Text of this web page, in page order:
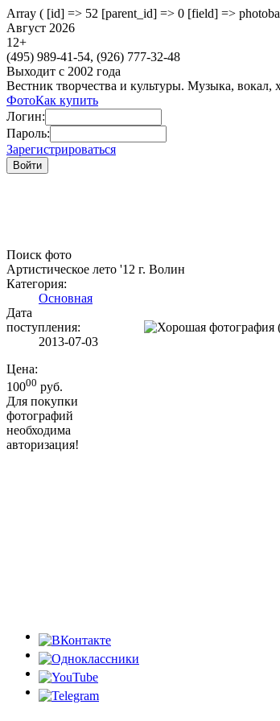
Array ( [id] => 52 [parent_id] => 0 [field] =>
Август 2026
12+
(495) 989-41-54, (926) 777-32-48
Выходит с 2002 года
Вестник творчества и культуры. Музыка, вокал,
ФотоКак купить
Логин:
Пароль:
Зарегистрироваться
Поиск фото
Артистическое лето '12 г. Волин
Категория:
Основная
Дата
поступления:
2013-07-03
Цена:
10000 руб.
Для покупки
фотографий
необходима
авторизация!